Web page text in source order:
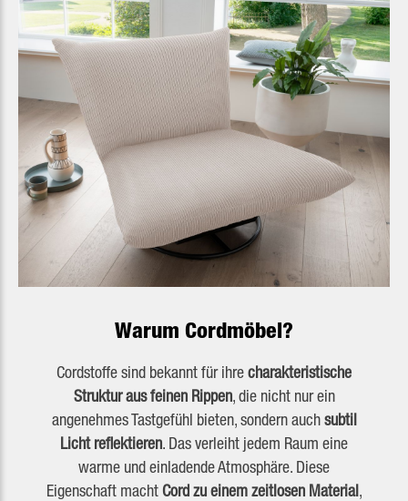
Warum Cordmöbel?
Cordstoffe sind bekannt für ihrecharakteristische
Struktur aus feinen Rippen, die nicht nur ein
angenehmes Tastgefühl bieten, sondern auchsubtil
Licht reflektieren. Das verleiht jedem Raum eine
warme und einladende Atmosphäre. Diese
Eigenschaft macht Cord zu einem zeitlosen Material,